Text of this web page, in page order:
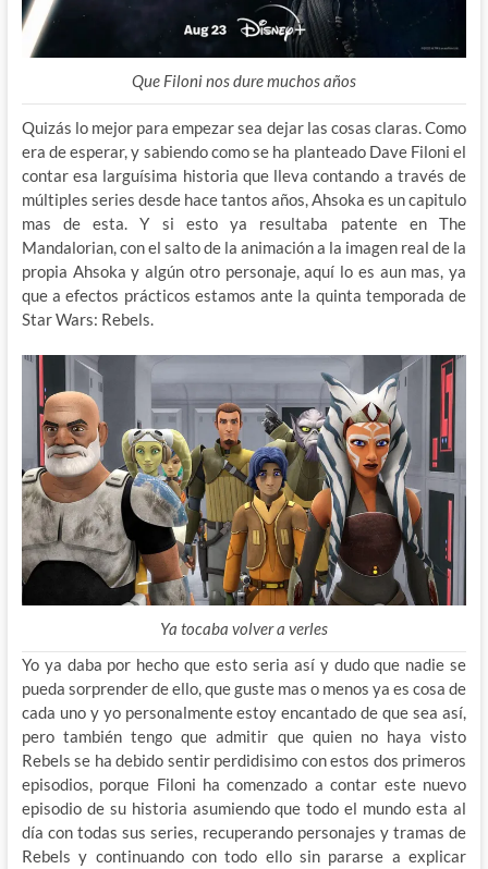
Que Filoni nos dure muchos años
Quizás lo mejor para empezar sea dejar las cosas claras. Como
era de esperar, y sabiendo como se ha planteado Dave Filoni el
contar esa larguísima historia que lleva contando a través de
múltiples series desde hace tantos años, Ahsoka es un capitulo
mas de esta. Y si esto ya resultaba patente en The
Mandalorian, con el salto de la animación a la imagen real de la
propia Ahsoka y algún otro personaje, aquí lo es aun mas, ya
que a efectos prácticos estamos ante la quinta temporada de
Star Wars: Rebels.
Ya tocaba volver a verles
Yo ya daba por hecho que esto seria así y dudo que nadie se
pueda sorprender de ello, que guste mas o menos ya es cosa de
cada uno y yo personalmente estoy encantado de que sea así,
pero también tengo que admitir que quien no haya visto
Rebels se ha debido sentir perdidisimo con estos dos primeros
episodios, porque Filoni ha comenzado a contar este nuevo
episodio de su historia asumiendo que todo el mundo esta al
día con todas sus series, recuperando personajes y tramas de
Rebels y continuando con todo ello sin pararse a explicar